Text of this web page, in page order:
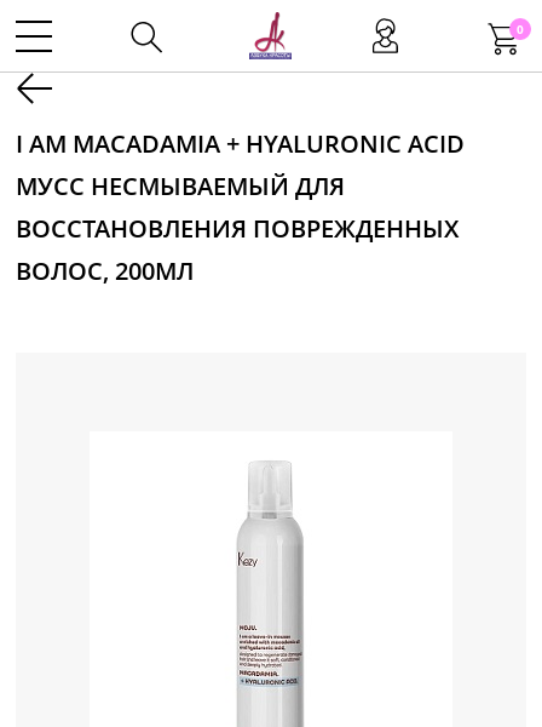
0
Инструменты
Волосы
Одноразовая продукция
I AM MACADAMIA + HYALURONIC ACID
МУСС НЕСМЫВАЕМЫЙ ДЛЯ
ВОССТАНОВЛЕНИЯ ПОВРЕЖДЕННЫХ
ВОЛОС, 200МЛ